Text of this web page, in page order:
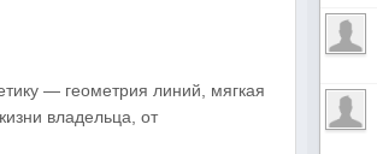
— геометрия линий, мягкая
владельца, от